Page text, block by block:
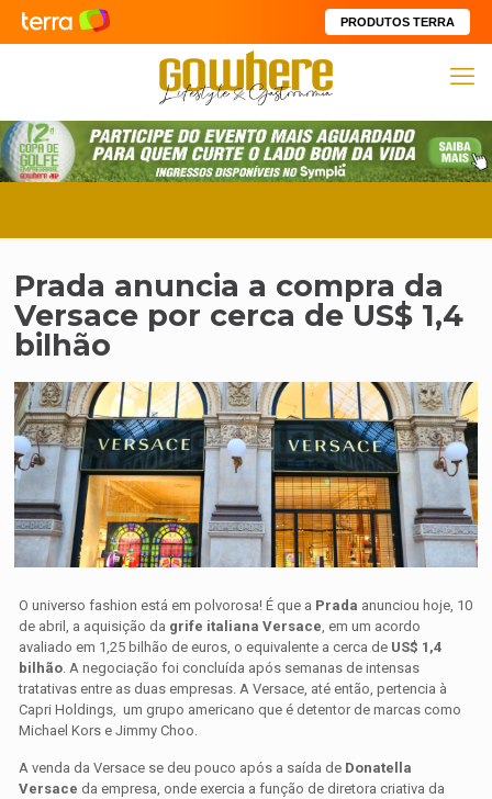
PRODUTOS TERRA
Prada anuncia a compra da
Versace por cerca de US$ 1,4
bilhão
O universo fashion está em polvorosa! É que a Prada anunciou hoje, 10
de abril, a aquisição da grife italiana Versace, em um acordo
avaliado em 1,25 bilhão de euros, o equivalente a cerca de US$ 1,4
bilhão. A negociação foi concluída após semanas de intensas
tratativas entre as duas empresas. A Versace, até então, pertencia à
Capri Holdings, um grupo americano que é detentor de marcas como
Michael Kors e Jimmy Choo.
A venda da Versace se deu pouco após a saída de Donatella
Versace da empresa, onde exercia a função de diretora criativa da